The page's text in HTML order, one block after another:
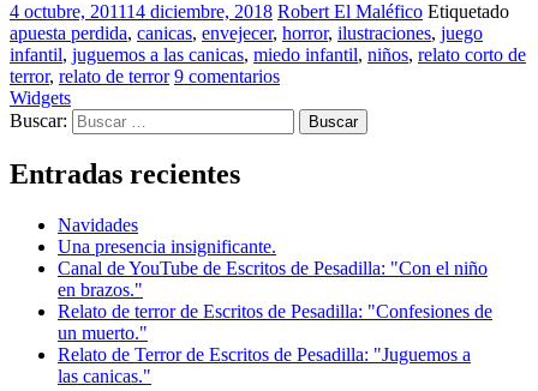
4 octubre, 201114 diciembre, 2018 Robert El Maléfico Etiquetado
apuesta perdida, canicas, envejecer, horror, ilustraciones, juego
infantil, juguemos a las canicas, miedo infantil, niños, relato corto de
terror, relato de terror 9 comentarios
Widgets
Buscar:
Entradas recientes
Navidades
Una presencia insignificante.
Canal de YouTube de Escritos de Pesadilla: "Con el niño
en brazos."
Relato de terror de Escritos de Pesadilla: "Confesiones de
un muerto."
Relato de Terror de Escritos de Pesadilla: "Juguemos a
las canicas."